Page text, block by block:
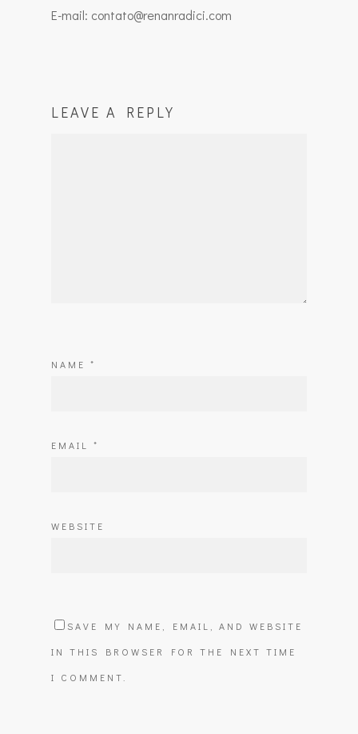
E-mail: contato@renanradici.com
LEAVE A REPLY
NAME *
EMAIL *
WEBSITE
SAVE MY NAME, EMAIL, AND WEBSITE
IN THIS BROWSER FOR THE NEXT TIME
I COMMENT.